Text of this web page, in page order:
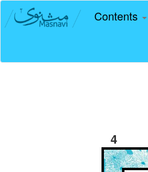
Contents
4